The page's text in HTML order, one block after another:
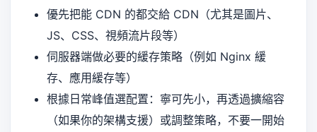
優先把能 CDN 的都交給 CDN（尤其是圖片、
JS、CSS、視頻流片段等）
伺服器端做必要的緩存策略（例如 Nginx 緩
存、應用緩存等）
根據日常峰值選配置：寧可先小，再透過擴縮容
（如果你的架構支援）或調整策略，不要一開始